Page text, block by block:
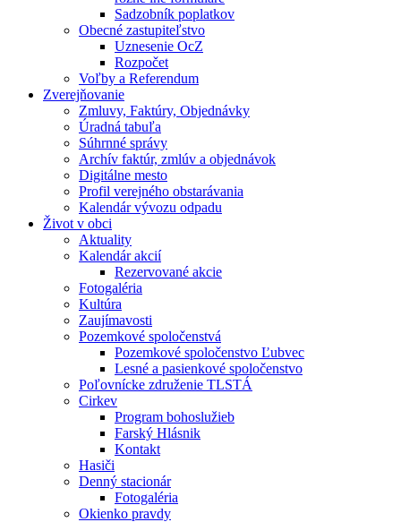
Sadzobník poplatkov
Obecné zastupiteľstvo
Uznesenie OcZ
Rozpočet
Voľby a Referendum
Zverejňovanie
Zmluvy, Faktúry, Objednávky
Úradná tabuľa
Súhrnné správy
Archív faktúr, zmlúv a objednávok
Digitálne mesto
Profil verejného obstarávania
Kalendár vývozu odpadu
Život v obci
Aktuality
Kalendár akcií
Rezervované akcie
Fotogaléria
Kultúra
Zaujímavosti
Pozemkové spoločenstvá
Pozemkové spoločenstvo Ľubvec
Lesné a pasienkové spoločenstvo
Poľovnícke združenie TLSTÁ
Cirkev
Program bohoslužieb
Farský Hlásnik
Kontakt
Hasiči
Denný stacionár
Fotogaléria
Okienko pravdy